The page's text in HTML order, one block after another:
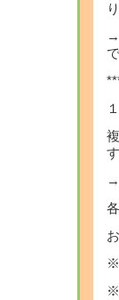
す
→
※
※